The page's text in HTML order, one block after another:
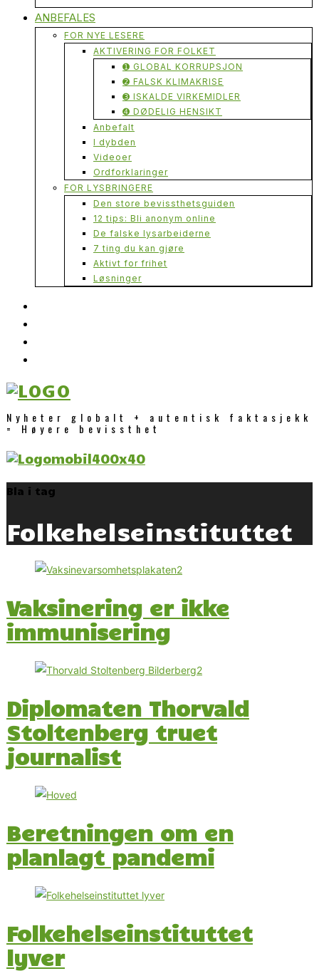
ANBEFALES
FOR NYE LESERE
AKTIVERING FOR FOLKET
➊ GLOBAL KORRUPSJON
➋ FALSK KLIMAKRISE
➌ ISKALDE VIRKEMIDLER
➍ DØDELIG HENSIKT
Anbefalt
I dybden
Videoer
Ordforklaringer
FOR LYSBRINGERE
Den store bevissthetsguiden
12 tips: Bli anonym online
De falske lysarbeiderne
7 ting du kan gjøre
Aktivt for frihet
Løsninger
Nyheter globalt + autentisk faktasjekk
= Høyere bevissthet
Bla i tag
Folkehelseinstituttet
Vaksinering er ikke
immunisering
Diplomaten Thorvald
Stoltenberg truet
journalist
Beretningen om en
planlagt pandemi
Folkehelseinstituttet
lyver